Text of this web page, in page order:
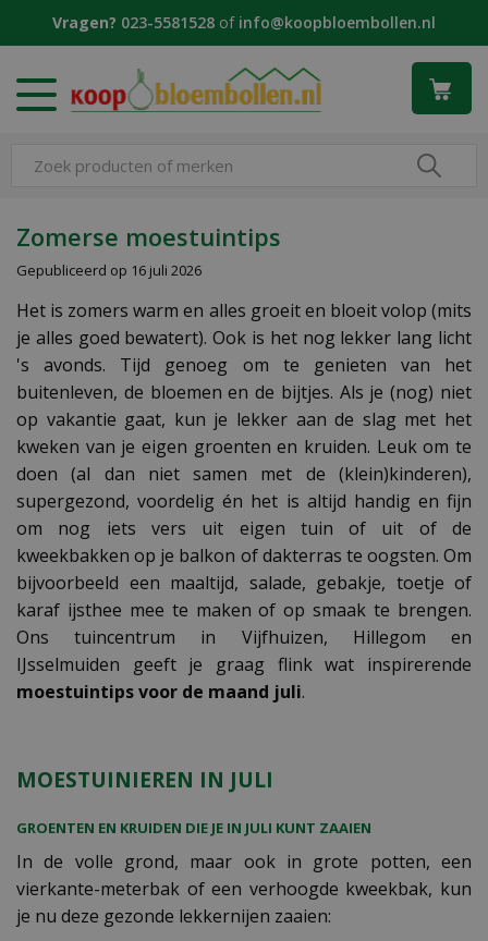
Vragen? 023-5581528 of info@koopbloembollen.nl
Zomerse moestuintips
Gepubliceerd op 16 juli 2026
Het is zomers warm en alles groeit en bloeit volop (mits
je alles goed bewatert). Ook is het nog lekker lang licht
's avonds. Tijd genoeg om te genieten van het
buitenleven, de bloemen en de bijtjes. Als je (nog) niet
op vakantie gaat, kun je lekker aan de slag met het
kweken van je eigen groenten en kruiden. Leuk om te
doen (al dan niet samen met de (klein)kinderen),
supergezond, voordelig én het is altijd handig en fijn
om nog iets vers uit eigen tuin of uit of de
kweekbakken op je balkon of dakterras te oogsten. Om
bijvoorbeeld een maaltijd, salade, gebakje, toetje of
karaf ijsthee mee te maken of op smaak te brengen.
Ons tuincentrum in Vijfhuizen, Hillegom en
IJsselmuiden geeft je graag flink wat inspirerende
moestuintips voor de maand juli.
MOESTUINIEREN IN JULI
GROENTEN EN KRUIDEN DIE JE IN JULI KUNT ZAAIEN
In de volle grond, maar ook in grote potten, een
vierkante-meterbak of een verhoogde kweekbak, kun
je nu deze gezonde lekkernijen zaaien: